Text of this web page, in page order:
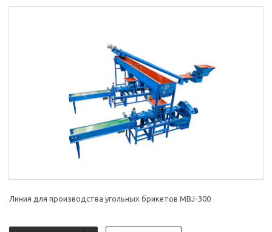
Линия для производства угольных брикетов MBJ-300